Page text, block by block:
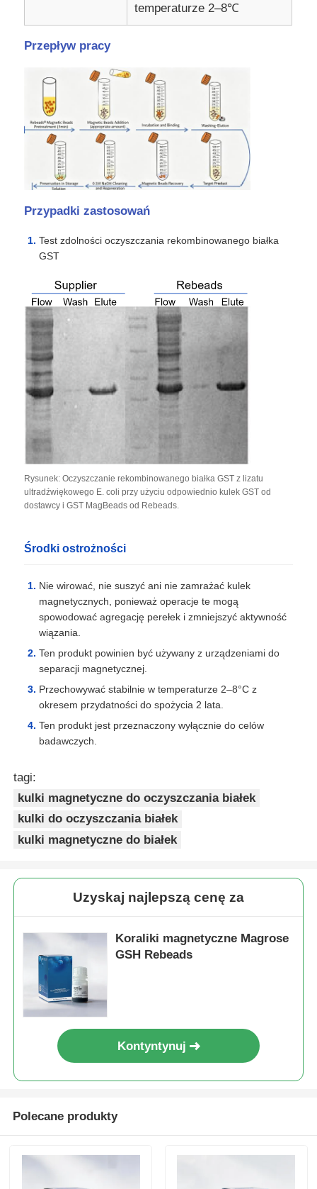
Magnetyczne koraliki do sortowania komórek
kulki magnetyczne do oczyszczania białek
Namagnesowane kulki aktywowane powierzchniowo
Automatyczne przyrządy i materiały eksploatacyjne
temperaturze 2–8℃
Przepływ pracy
Przypadki zastosowań
Test zdolności oczyszczania rekombinowanego białka
GST
Rysunek: Oczyszczanie rekombinowanego białka GST z lizatu
ultradźwiękowego E. coli przy użyciu odpowiednio kulek GST od
dostawcy i GST MagBeads od Rebeads.
Środki ostrożności
Nie wirować, nie suszyć ani nie zamrażać kulek
magnetycznych, ponieważ operacje te mogą
spowodować agregację perełek i zmniejszyć aktywność
wiązania.
Ten produkt powinien być używany z urządzeniami do
separacji magnetycznej.
Przechowywać stabilnie w temperaturze 2–8°C z
okresem przydatności do spożycia 2 lata.
Ten produkt jest przeznaczony wyłącznie do celów
badawczych.
tagi:
kulki magnetyczne do oczyszczania białek
kulki do oczyszczania białek
kulki magnetyczne do białek
Uzyskaj najlepszą cenę za
Koraliki magnetyczne Magrose
GSH Rebeads
Kontyntynuj
Polecane produkty